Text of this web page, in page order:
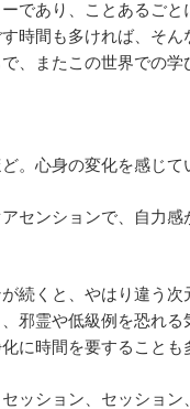
であり、ことあるご
時間も多ければ、そ
、またこの世界での
。心身の変化を感じて
センションで、自力
続くと、やはり違う
邪霊や低級例を恐れる
に時間を要することも
ッション、セッショ